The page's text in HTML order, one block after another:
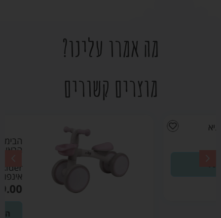
מה אמרו עלינו?
מוצרים קשורים
Quatro Mini
Rider ורוד –
149.00